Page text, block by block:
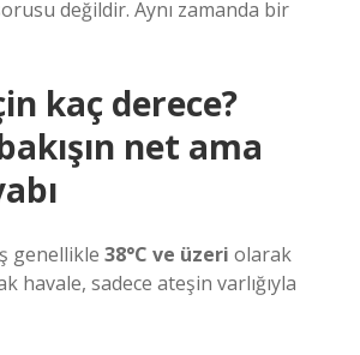
değildir. Aynı zamanda bir
kaç derece?
net ama
genellikle 38°C ve üzeri olarak
havale, sadece ateşin varlığıyla